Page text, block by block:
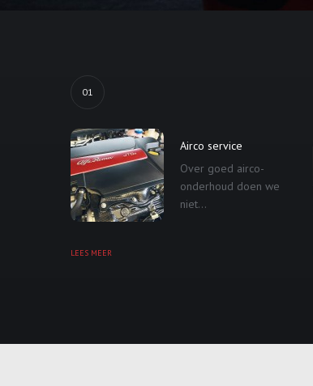
01
Airco service
Over goed airco-
onderhoud doen we
niet...
LEES MEER